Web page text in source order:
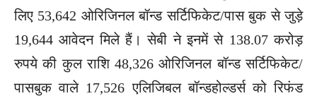
लिए 53,642 ओरिजिनल बॉन्ड सर्टिफिकेट/पास बुक से जुड़े
19,644 आवेदन मिले हैं। सेबी ने इनमें से 138.07 करोड़
रुपये की कुल राशि 48,326 ओरिजिनल बॉन्ड सर्टिफिकेट/
पासबुक वाले 17,526 एलिजिबल बॉन्डहोल्डर्स को रिफंड